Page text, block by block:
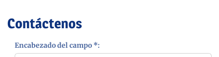
Contáctenos
Encabezado del campo *: